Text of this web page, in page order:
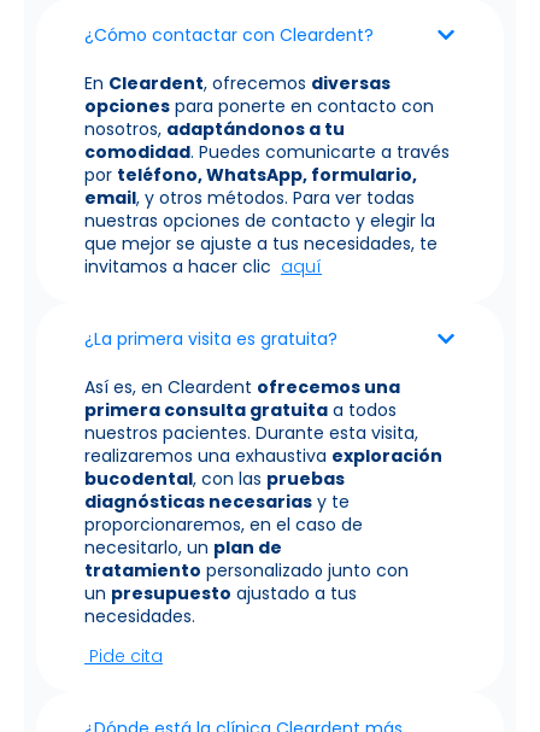
¿Cómo contactar con Cleardent?
En Cleardent, ofrecemos diversas
opciones para ponerte en contacto con
nosotros, adaptándonos a tu
comodidad. Puedes comunicarte a través
por teléfono, WhatsApp, formulario,
email, y otros métodos. Para ver todas
nuestras opciones de contacto y elegir la
que mejor se ajuste a tus necesidades, te
invitamos a hacer clic aquí
¿La primera visita es gratuita?
Así es, en Cleardent ofrecemos una
primera consulta gratuita a todos
nuestros pacientes. Durante esta visita,
realizaremos una exhaustiva exploración
bucodental, con las pruebas
diagnósticas necesarias y te
proporcionaremos, en el caso de
necesitarlo, un plan de
tratamiento personalizado junto con
un presupuesto ajustado a tus
necesidades.
Pide cita